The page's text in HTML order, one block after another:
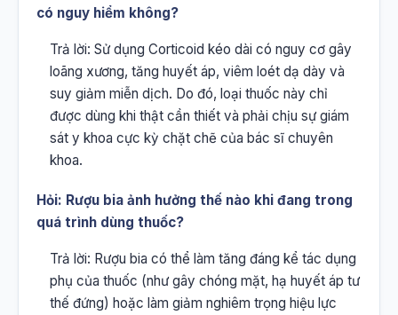
có nguy hiểm không?
Trả lời: Sử dụng Corticoid kéo dài có nguy cơ gây
loãng xương, tăng huyết áp, viêm loét dạ dày và
suy giảm miễn dịch. Do đó, loại thuốc này chỉ
được dùng khi thật cần thiết và phải chịu sự giám
sát y khoa cực kỳ chặt chẽ của bác sĩ chuyên
khoa.
Hỏi: Rượu bia ảnh hưởng thế nào khi đang trong
quá trình dùng thuốc?
Trả lời: Rượu bia có thể làm tăng đáng kể tác dụng
phụ của thuốc (như gây chóng mặt, hạ huyết áp tư
thế đứng) hoặc làm giảm nghiêm trọng hiệu lực